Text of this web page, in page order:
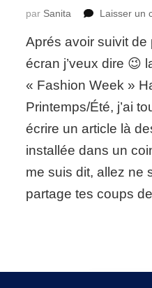
par Sanita Laisser un
Aprés avoir suivit de
écran j’veux dire 😉
« Fashion Week »
Printemps/Été, j’ai
écrire un article là
installée dans un
me suis dit, allez ne
partage tes coups